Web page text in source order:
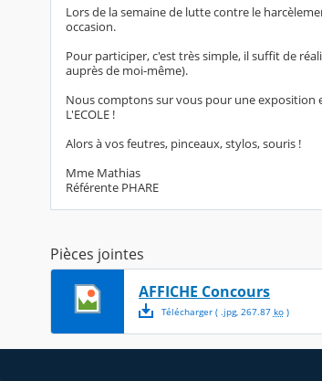
Lors de la semaine de lutte contre le
occasion.
Pour participer, c'est très simple, il suffit de
auprès de moi-même).
Nous comptons sur vous pour une exposition
L'ECOLE !
Alors à vos feutres, pinceaux, stylos, souris !
Mme Mathias
Référente PHARE
Pièces jointes
AFFICHE Concours
Télécharger( .jpg, 267.87 ko)